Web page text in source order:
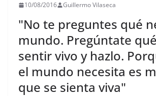
10/08/2016 Guillermo Vilaseca
"No te preguntes qué
mundo. Pregúntate
sentir vivo y hazlo.
el mundo necesita es
que se sienta viva"